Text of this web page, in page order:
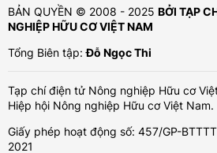
BẢN QUYỀN © 2008 - 2025 BỞI TẠP
NGHIỆP HỮU CƠ VIỆT NAM
Tổng Biên tập:Đỗ Ngọc Thi
Tạp chí điện tử Nông nghiệp Hữu cơ
Hiệp hội Nông nghiệp Hữu cơ Việt Nam.
Giấy phép hoạt động số: 457/GP-
2021